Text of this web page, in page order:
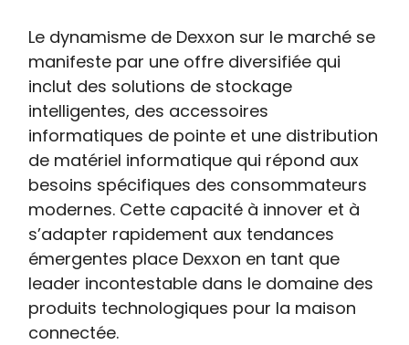
Le dynamisme de Dexxon sur le marché se
manifeste par une offre diversifiée qui
inclut des solutions de stockage
intelligentes, des accessoires
informatiques de pointe et une distribution
de matériel informatique qui répond aux
besoins spécifiques des consommateurs
modernes. Cette capacité à innover et à
s’adapter rapidement aux tendances
émergentes place Dexxon en tant que
leader incontestable dans le domaine des
produits technologiques pour la maison
connectée.